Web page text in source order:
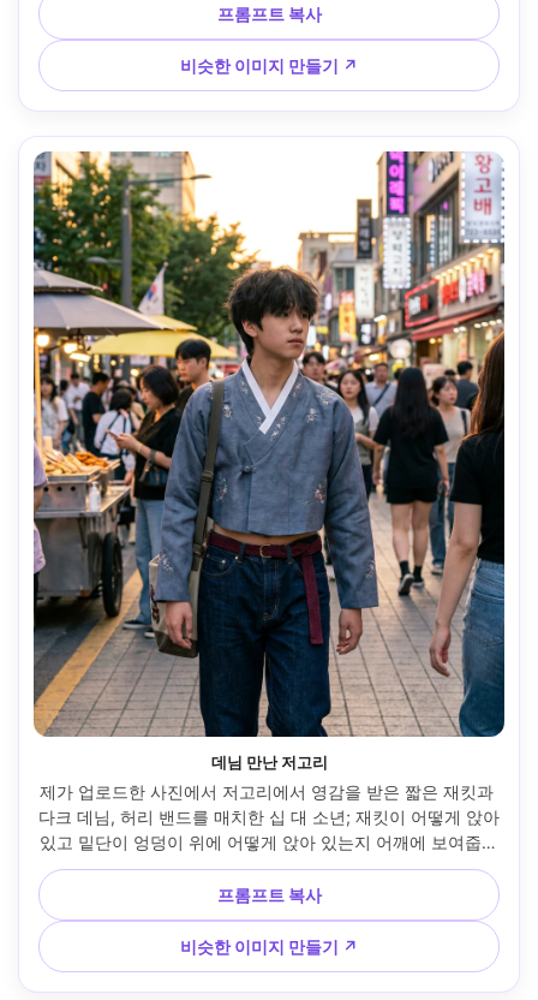
라이트, 후지필름 GFX100S, 63mm, 중앙 세로 초상화, 진지
한 표현, 편집 품질, 자연스러운 그림자, 선명한 초점 --ar 4:5
프롬프트 복사
비슷한 이미지 만들기 ↗
데님 만난 저고리
제가 업로드한 사진에서 저고리에서 영감을 받은 짧은 재킷과
다크 데님, 허리 밴드를 매치한 십 대 소년; 재킷이 어떻게 앉아
있고 밑단이 엉덩이 위에 어떻게 앉아 있는지 어깨에 보여줍니
다. 홍대 거리 풍경, 골든 아워, 소니 A7R IV, 35mm, 약간 낮은
각도, 생생하지만 깔끔한 색상 등급, 포토리얼리즘 디테일, 고
해상도 --ar 4:5
프롬프트 복사
비슷한 이미지 만들기 ↗